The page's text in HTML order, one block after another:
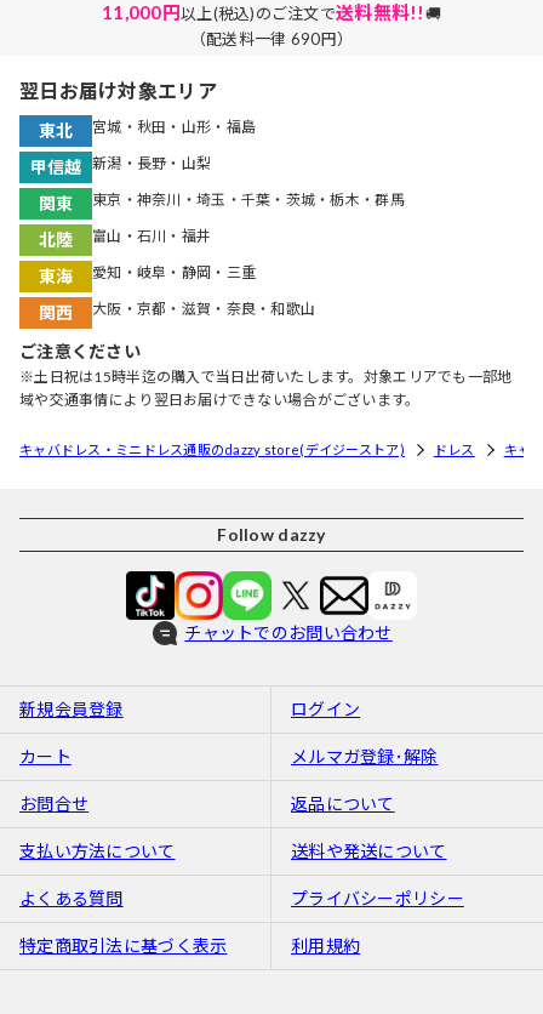
11,000円以上(税込)のご注文で送料無料!!🚚
（配送料一律 690円）
翌日お届け対象エリア
東北 宮城・秋田・山形・福島
甲信越 新潟・長野・山梨
関東 東京・神奈川・埼玉・千葉・茨城・栃木・群馬
北陸 富山・石川・福井
東海 愛知・岐阜・静岡・三重
関西 大阪・京都・滋賀・奈良・和歌山
ご注意ください
※土日祝は15時半迄の購入で当日出荷いたします。対象エリアでも一部地
域や交通事情により翌日お届けできない場合がございます。
キャバドレス・ミニドレス通販のdazzy store(デイジーストア) ドレス キャ
Follow dazzy
チャットでのお問い合わせ
新規会員登録 ログイン
カート メルマガ登録･解除
お問合せ 返品について
支払い方法について 送料や発送について
よくある質問 プライバシーポリシー
特定商取引法に基づく表示 利用規約